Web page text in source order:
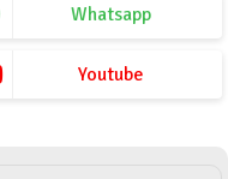
Whatsapp
Youtube